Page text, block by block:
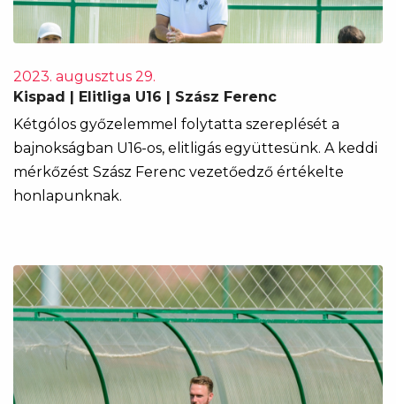
2023. augusztus 29.
Kispad | Elitliga U16 | Szász Ferenc
Kétgólos győzelemmel folytatta szereplését a
bajnokságban U16-os, elitligás együttesünk. A keddi
mérkőzést Szász Ferenc vezetőedző értékelte
honlapunknak.